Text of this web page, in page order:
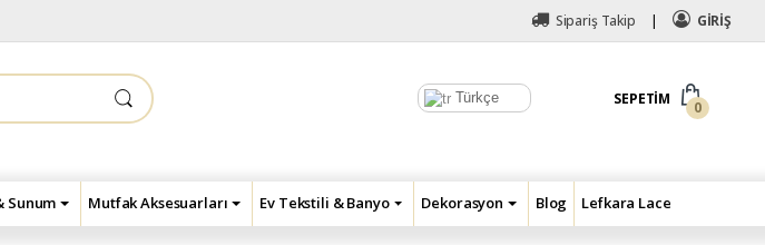
Sipariş Takip GİRİŞ
Türkçe SEPETIM
0
Sunum Mutfak Aksesuarları Ev Tekstili & Banyo Dekorasyon Blog Lefkara Lace